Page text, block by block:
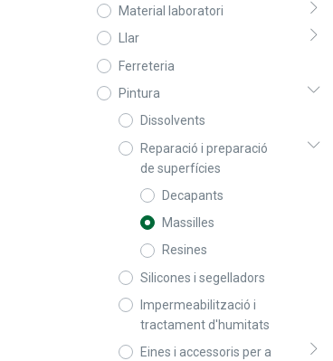
Material laboratori
Llar
Ferreteria
Pintura
Dissolvents
Reparació i preparació
de superfícies
Decapants
Massilles
Resines
Silicones i segelladors
Impermeabilització i
tractament d'humitats
Eines i accessoris per a